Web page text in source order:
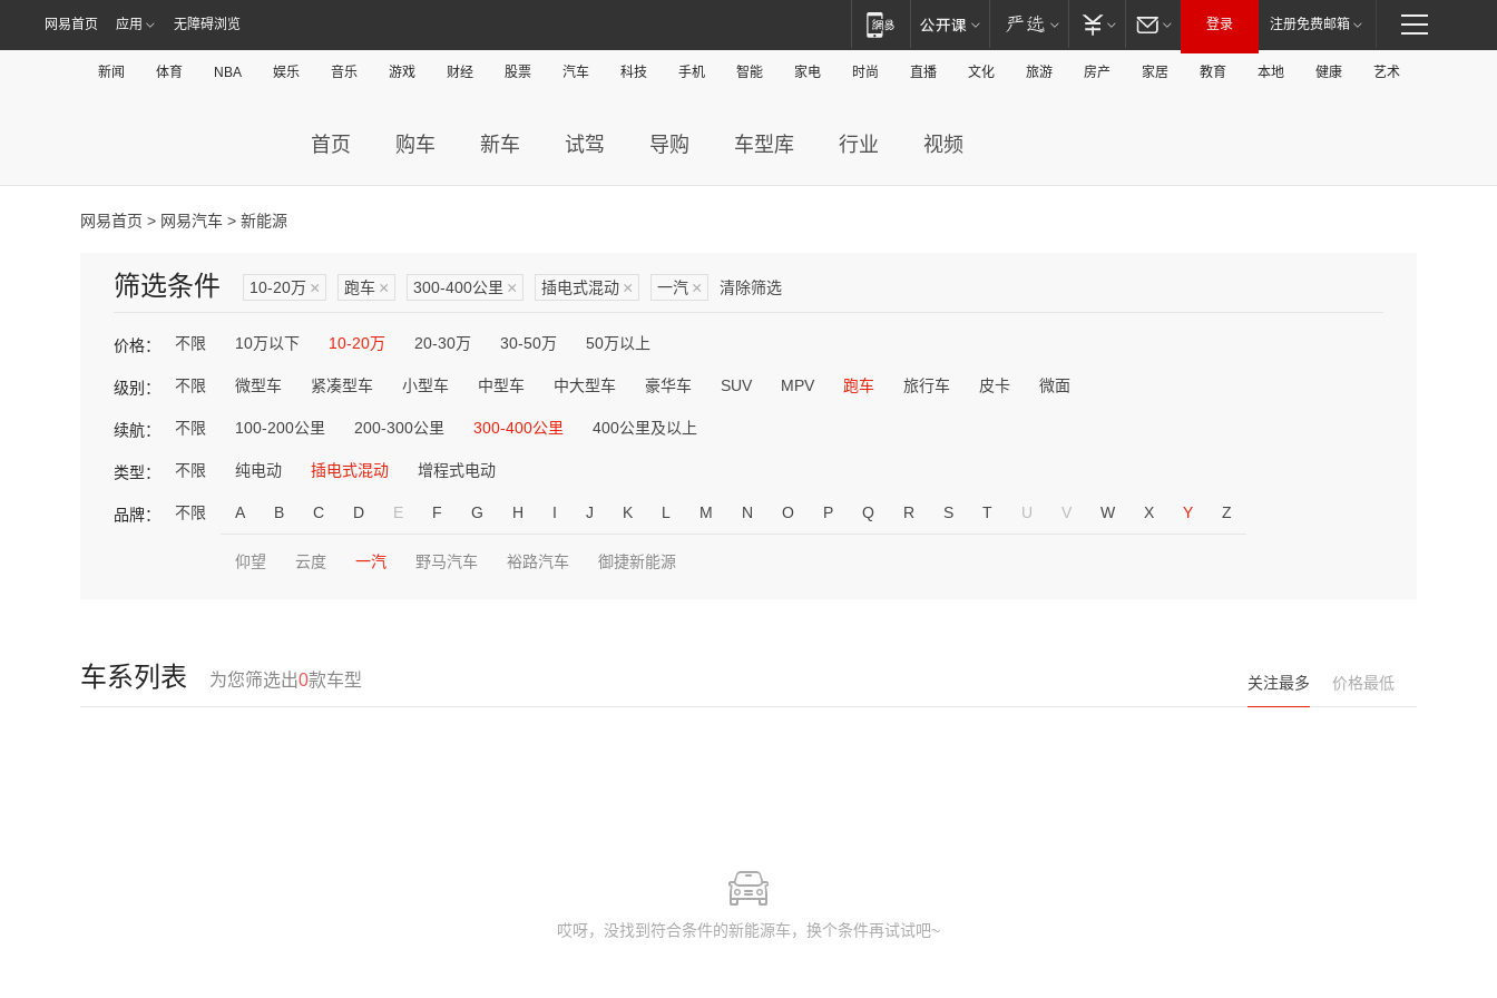
网易首页 应用 无障碍浏览 登录 注册免费邮箱
新闻 体育 NBA 娱乐 音乐 游戏 财经 股票 汽车 科技 手机 智能 家电 时尚 直播 文化 旅游 房产 家居 教育 本地 健康 艺术
首页 购车 新车 试驾 导购 车型库 行业 视频
网易首页 > 网易汽车 > 新能源
筛选条件 10-20万 × 跑车 × 300-400公里 × 插电式混动 × 一汽 × 清除筛选
价格： 不限 10万以下 10-20万 20-30万 30-50万 50万以上
级别： 不限 微型车 紧凑型车 小型车 中型车 中大型车 豪华车 SUV MPV 跑车 旅行车 皮卡 微面
续航： 不限 100-200公里 200-300公里 300-400公里 400公里及以上
类型： 不限 纯电动 插电式混动 增程式电动
品牌： 不限 A B C D E F G H I J K L M N O P Q R S T U V W X Y Z
仰望 云度 一汽 野马汽车 裕路汽车 御捷新能源
车系列表 为您筛选出0款车型 关注最多 价格最低
哎呀，没找到符合条件的新能源车，换个条件再试试吧~